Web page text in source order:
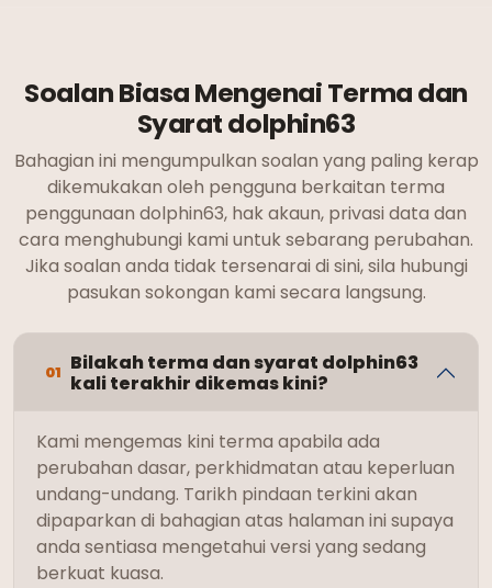
Soalan Biasa Mengenai Terma dan
Syarat dolphin63
Bahagian ini mengumpulkan soalan yang paling kerap
dikemukakan oleh pengguna berkaitan terma
penggunaan dolphin63, hak akaun, privasi data dan
cara menghubungi kami untuk sebarang perubahan.
Jika soalan anda tidak tersenarai di sini, sila hubungi
pasukan sokongan kami secara langsung.
01 Bilakah terma dan syarat dolphin63
kali terakhir dikemas kini?
Kami mengemas kini terma apabila ada
perubahan dasar, perkhidmatan atau keperluan
undang-undang. Tarikh pindaan terkini akan
dipaparkan di bahagian atas halaman ini supaya
anda sentiasa mengetahui versi yang sedang
berkuat kuasa.